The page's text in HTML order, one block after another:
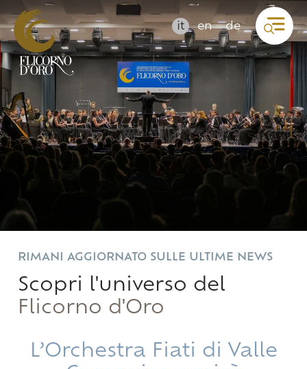
it en de
RIMANI AGGIORNATO SULLE ULTIME NEWS
Scopri l'universo del
Flicorno d'Oro
L’Orchestra Fiati di Valle